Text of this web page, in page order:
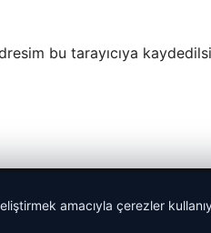
bu tarayıcıya
amacıyla çerezler